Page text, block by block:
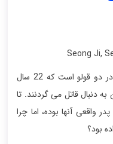
,
داستان درباره دو برادر دو قولو است که 22 سال
دنبال قاتل می گردنند. تا
واقعی آنها بوده، اما چرا
بود؟